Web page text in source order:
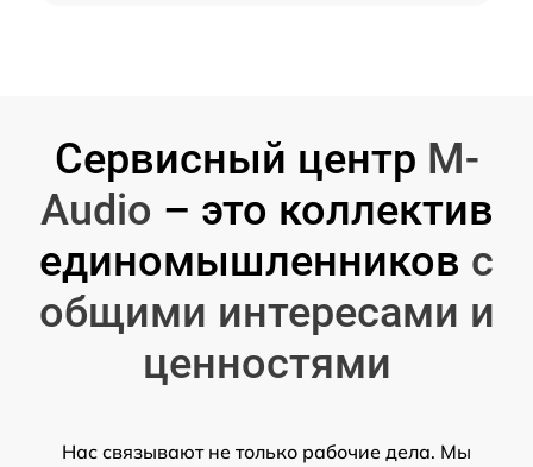
Сервисный центр M-
Audio – это коллектив
единомышленников с
общими интересами и
ценностями
Нас связывают не только рабочие дела. Мы